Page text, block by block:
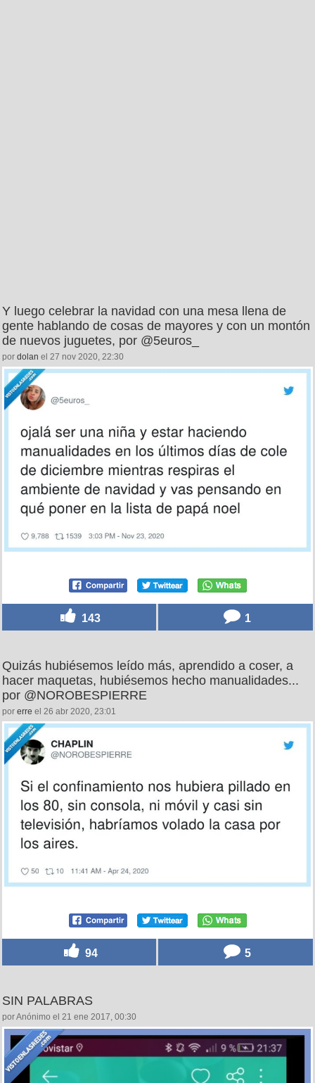
Y luego celebrar la navidad con una mesa llena de
gente hablando de cosas de mayores y con un montón
de nuevos juguetes, por @5euros_
por dolan el 27 nov 2020, 22:30
143 1
Quizás hubiésemos leído más, aprendido a coser, a
hacer maquetas, hubiésemos hecho manualidades...
por @NOROBESPIERRE
por erre el 26 abr 2020, 23:01
94 5
SIN PALABRAS
por Anónimo el 21 ene 2017, 00:30